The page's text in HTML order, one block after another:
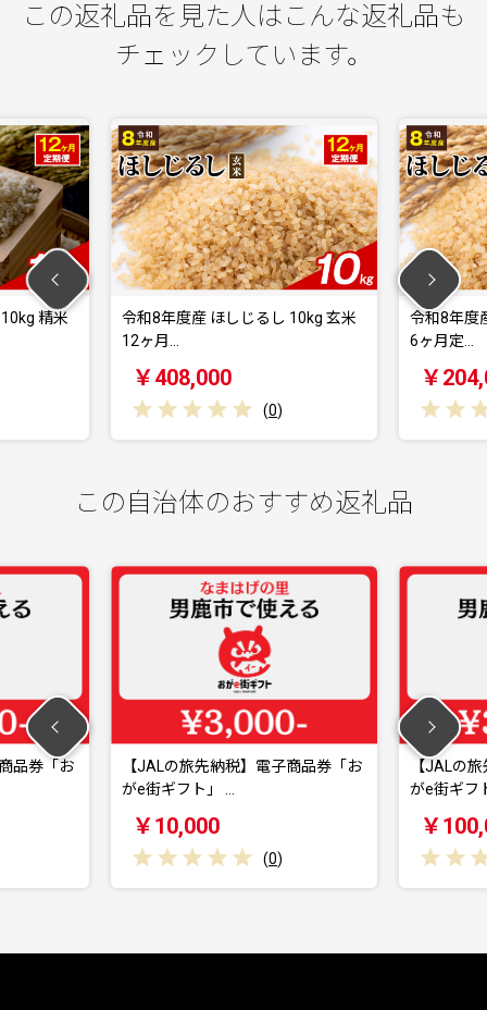
この返礼品を見た人はこんな返礼品も
チェックしています。
令和8年度産 ほしじるし 10kg 玄米
￥408,000
(0)
令和8年度産 ほしじる
￥204,000
(0
この自治体のおすすめ返礼品
【JALの旅先納税】電子商品券「お
がe街ギフト」 …
￥10,000
( 0)
【JALの旅先納税】
がe街ギフト」 …
￥100,000